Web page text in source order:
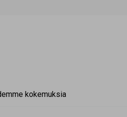
kokemuksia